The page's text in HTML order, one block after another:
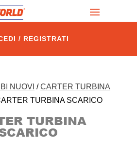
/ REGISTRATI
NUOVI /CARTER TURBINA
TURBINA SCARICO
TURBINA